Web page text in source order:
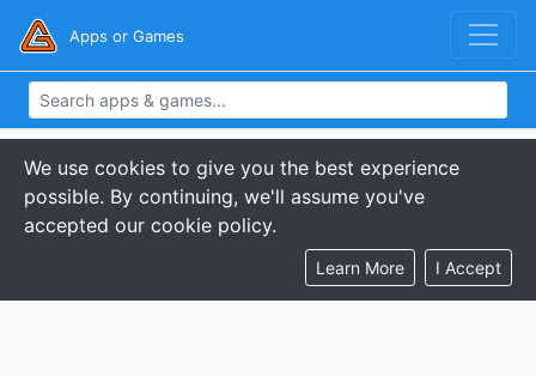
Apps or Games
We use cookies to give you the best experience
possible. By continuing, we'll assume you've
accepted our cookie policy.
Learn More I Accept